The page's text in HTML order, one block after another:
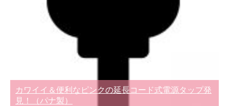
カワイイ＆便利なピンクの延長コード式電源タップ発
見！（パナ製）